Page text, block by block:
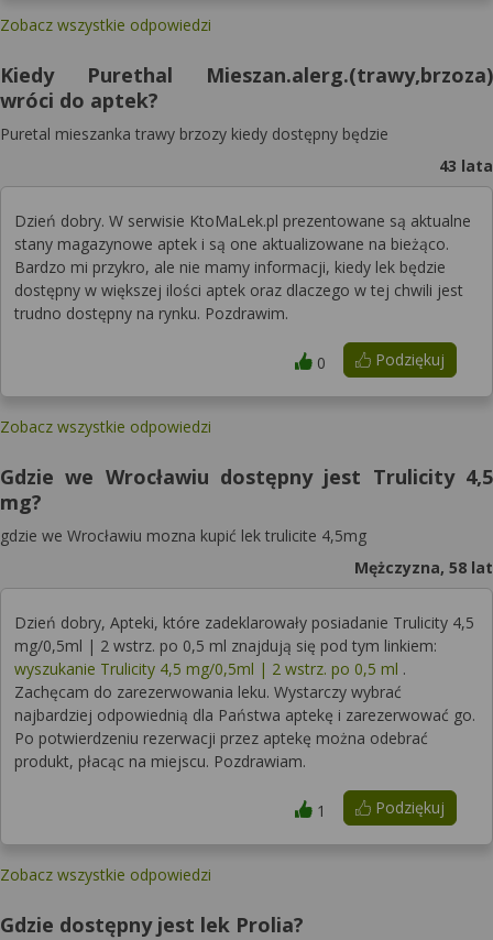
Zobacz wszystkie odpowiedzi
Kiedy Purethal Mieszan.alerg.(trawy,brzoza)
wróci do aptek?
Puretal mieszanka trawy brzozy kiedy dostępny będzie
43 lata
Dzień dobry. W serwisie KtoMaLek.pl prezentowane są aktualne
stany magazynowe aptek i są one aktualizowane na bieżąco.
Bardzo mi przykro, ale nie mamy informacji, kiedy lek będzie
dostępny w większej ilości aptek oraz dlaczego w tej chwili jest
trudno dostępny na rynku. Pozdrawim.
Podziękuj
0
Zobacz wszystkie odpowiedzi
Gdzie we Wrocławiu dostępny jest Trulicity 4,5
mg?
gdzie we Wrocławiu mozna kupić lek trulicite 4,5mg
Mężczyzna, 58 lat
Dzień dobry, Apteki, które zadeklarowały posiadanie Trulicity 4,5
mg/0,5ml | 2 wstrz. po 0,5 ml znajdują się pod tym linkiem:
wyszukanie Trulicity 4,5 mg/0,5ml | 2 wstrz. po 0,5 ml .
Zachęcam do zarezerwowania leku. Wystarczy wybrać
najbardziej odpowiednią dla Państwa aptekę i zarezerwować go.
Po potwierdzeniu rezerwacji przez aptekę można odebrać
produkt, płacąc na miejscu. Pozdrawiam.
Podziękuj
1
Zobacz wszystkie odpowiedzi
Gdzie dostępny jest lek Prolia?